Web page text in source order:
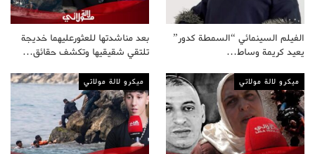
الفيلم السينمائي “السمطة كدور”
يعيد كريمة وساط…
بعد مناشدتها للعثورعليهما خديجة
تلتقي شقيقيها وتكشف حقائق…
ميكرو لالة مولاتي ميكرو لالة مولاتي